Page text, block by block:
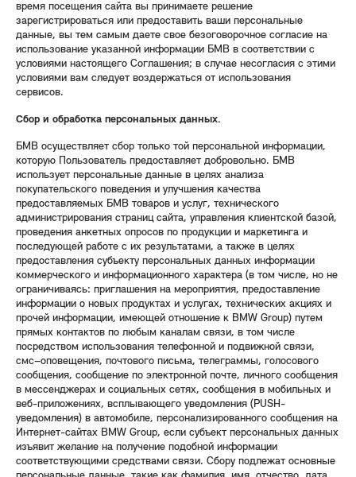
время посещения сайта вы принимаете решение
зарегистрироваться или предоставить ваши персональные
данные, вы тем самым даете свое безоговорочное согласие на
использование указанной информации БМВ в соответствии с
условиями настоящего Соглашения; в случае несогласия с этими
условиями вам следует воздержаться от использования
сервисов.
Сбор и обработка персональных данных.
БМВ осуществляет сбор только той персональной информации,
которую Пользователь предоставляет добровольно. БМВ
использует персональные данные в целях анализа
покупательского поведения и улучшения качества
предоставляемых БМВ товаров и услуг, технического
администрирования страниц сайта, управления клиентской базой,
проведения анкетных опросов по продукции и маркетинга и
последующей работе с их результатами, а также в целях
предоставления субъекту персональных данных информации
коммерческого и информационного характера (в том числе, но не
ограничиваясь: приглашения на мероприятия, предоставление
информации о новых продуктах и услугах, технических акциях и
прочей информации, имеющей отношение к BMW Group) путем
прямых контактов по любым каналам связи, в том числе
посредством использования телефонной и подвижной связи,
смс–оповещения, почтового письма, телеграммы, голосового
сообщения, сообщение по электронной почте, личного сообщения
в мессенджерах и социальных сетях, сообщения в мобильных и
веб-приложениях, всплывающего уведомления (PUSH-
уведомления) в автомобиле, персонализированного сообщения на
Интернет-сайтах BMW Group, если субъект персональных данных
изъявит желание на получение подобной информации
соответствующими средствами связи. Сбору подлежат основные